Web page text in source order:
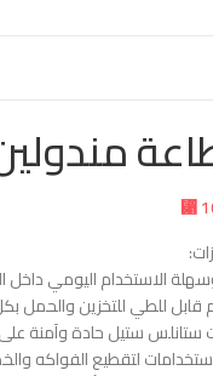
⃁
الاستخدام اليومي داخل
قابل للطي للتخزين والحمل
ستانلس ستيل حادة وآمنة على
لتقطيع الفواكه